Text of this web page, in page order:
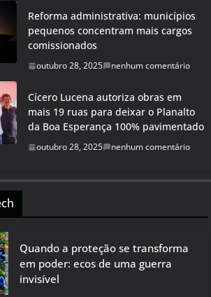
Reforma administrativa: municípios
pequenos concentram mais cargos
comissionados
outubro 28, 2025 nenhum comentário
Cícero Lucena autoriza obras em
mais 19 ruas para deixar o Planalto
da Boa Esperança 100% pavimentado
outubro 28, 2025 nenhum comentário
Quando a proteção se transforma
em poder: ecos de uma guerra
invisível